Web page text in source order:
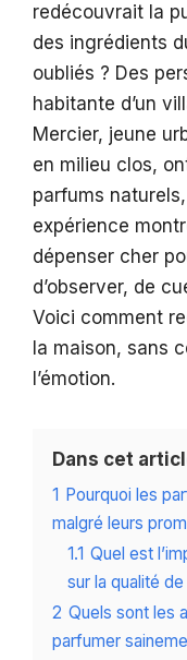
redécouvrait la
des ingrédients
oubliés ? Des
habitante d’un
Mercier, jeune
en milieu clos,
parfums
expérience
dépenser cher
d’observer, de
Voici comment
la maison, sans
l’émotion.
Dans cet
1 Pourquoi les
malgré leurs
1.1 Quel est
sur la qualité de
2 Quels sont les
parfumer